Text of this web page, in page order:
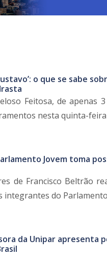
o que se sabe
Feitosa, de apenas
nesta quinta-feira
Jovem toma
de Francisco Beltrão
do Parlamento
da Unipar apresenta